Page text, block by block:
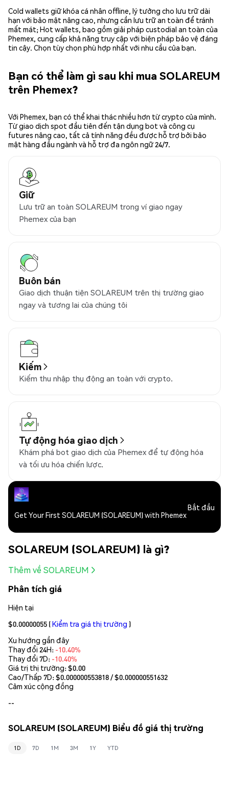
Cold wallets giữ khóa cá nhân offline, lý tưởng cho lưu trữ dài
hạn với bảo mật nâng cao, nhưng cần lưu trữ an toàn để tránh
mất mát; Hot wallets, bao gồm giải pháp custodial an toàn của
Phemex, cung cấp khả năng truy cập với biện pháp bảo vệ đáng
tin cậy. Chọn tùy chọn phù hợp nhất với nhu cầu của bạn.
Bạn có thể làm gì sau khi mua SOLAREUM
trên Phemex?
Với Phemex, bạn có thể khai thác nhiều hơn từ crypto của mình.
Từ giao dịch spot đầu tiên đến tận dụng bot và công cụ
futures nâng cao, tất cả tính năng đều được hỗ trợ bởi bảo
mật hàng đầu ngành và hỗ trợ đa ngôn ngữ 24/7.
Giữ
Lưu trữ an toàn SOLAREUM trong ví giao ngay
Phemex của bạn
Buôn bán
Giao dịch thuận tiện SOLAREUM trên thị trường giao
ngay và tương lai của chúng tôi
Kiếm
Kiếm thu nhập thụ động an toàn với crypto.
Tự động hóa giao dịch
Khám phá bot giao dịch của Phemex để tự động hóa
và tối ưu hóa chiến lược.
Get Your First SOLAREUM (SOLAREUM) with Phemex
Bắt đầu
SOLAREUM (SOLAREUM) là gì?
Thêm về SOLAREUM
Phân tích giá
Hiện tại
$0.00000055 (Kiểm tra giá thị trường )
Xu hướng gần đây
Thay đổi 24H: -10.40%
Thay đổi 7D: -10.40%
Giá trị thị trường:$0.00
Cao/Thấp 7D: $0.000000553818/ $0.000000551632
Cảm xúc cộng đồng
--
SOLAREUM (SOLAREUM) Biểu đồ giá thị trường
1D 7D 1M 3M 1Y YTD